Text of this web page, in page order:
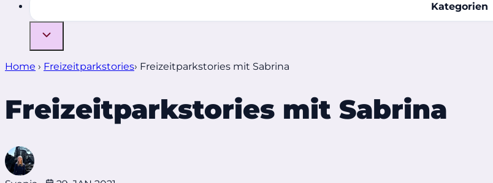
Kategorien
Home › Freizeitparkstories› Freizeitparkstories mit Sabrina
Freizeitparkstories mit Sabrina